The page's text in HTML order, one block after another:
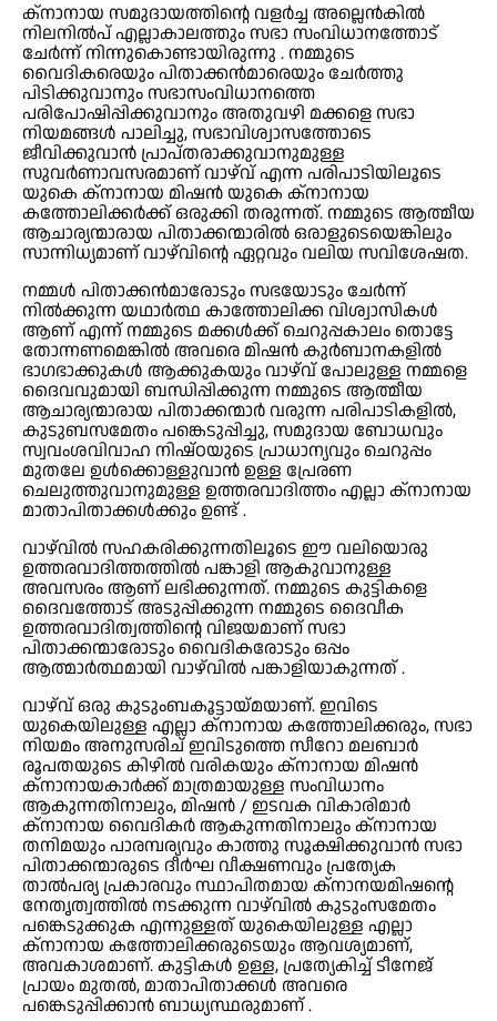
ക്നാനായ സമുദായത്തിന്റെ വളർച്ച അല്ലെൻകിൽ
നിലനിൽപ് എല്ലാകാലത്തും സഭാ സംവിധാനത്തോട്
ചേർന്ന് നിന്നുകൊണ്ടായിരുന്നു . നമ്മുടെ
വൈദികരെയും പിതാക്കൻമാരെയും ചേർത്തു
പിടിക്കുവാനും സഭാസംവിധാനത്തെ
പരിപോഷിപ്പിക്കുവാനും അതുവഴി മക്കളെ സഭാ
നിയമങ്ങൾ പാലിച്ചു, സഭാവിശ്വാസത്തോടെ
ജീവിക്കുവാൻ പ്രാപ്‌തരാക്കുവാനുമുള്ള
സുവർണാവസരമാണ് വാഴ്‌വ് എന്ന പരിപാടിയിലൂടെ
യുകെ ക്നാനായ മിഷൻ യുകെ ക്നാനായ
കത്തോലിക്കർക്ക് ഒരുക്കി തരുന്നത്. നമ്മുടെ ആത്മീയ
ആചാര്യന്മാരായ പിതാക്കന്മാരിൽ ഒരാളുടെയെങ്കിലും
സാന്നിധ്യമാണ് വാഴ്‌വിന്റെ ഏറ്റവും വലിയ സവിശേഷത.
നമ്മൾ പിതാക്കൻമാരോടും സഭയോടും ചേർന്ന്
നിൽക്കുന്ന യഥാർത്ഥ കാത്തോലിക്ക വിശ്വാസികൾ
ആണ് എന്ന് നമ്മുടെ മക്കൾക്ക് ചെറുപ്പകാലം തൊട്ടേ
തോന്നണമെങ്കിൽ അവരെ മിഷൻ കുർബാനകളിൽ
ഭാഗഭാക്കുകൾ ആക്കുകയും വാഴ്‌വ് പോലുള്ള നമ്മളെ
ദൈവവുമായി ബന്ധിപ്പിക്കുന്ന നമ്മുടെ ആത്മീയ
ആചാര്യന്മാരായ പിതാക്കന്മാർ വരുന്ന പരിപാടികളിൽ,
കുടുബസമേതം പങ്കെടുപ്പിച്ചു, സമുദായ ബോധവും
സ്വവംശവിവാഹ നിഷ്ഠയുടെ പ്രാധാന്യവും ചെറുപ്പം
മുതലേ ഉൾക്കൊള്ളുവാൻ ഉള്ള പ്രേരണ
ചെലുത്തുവാനുമുള്ള ഉത്തരവാദിത്തം എല്ലാ ക്നാനായ
മാതാപിതാക്കൾക്കും ഉണ്ട്‌ .
വാഴ്‌വിൽ സഹകരിക്കുന്നതിലൂടെ ഈ വലിയൊരു
ഉത്തരവാദിത്തത്തിൽ പങ്കാളി ആകുവാനുള്ള
അവസരം ആണ് ലഭിക്കുന്നത്. നമ്മുടെ കുട്ടികളെ
ദൈവത്തോട് അടുപ്പിക്കുന്ന നമ്മുടെ ദൈവീക
ഉത്തരവാദിത്വത്തിന്റെ വിജയമാണ് സഭാ
പിതാക്കന്മാരോടും വൈദികരോടും ഒപ്പം
ആത്മാർത്ഥമായി വാഴ്‌വിൽ പങ്കാളിയാകുന്നത് .
വാഴ്‌വ് ഒരു കുടുംബകൂട്ടായ്‍മയാണ്. ഇവിടെ
യുകെയിലുള്ള എല്ലാ ക്നാനായ കത്തോലിക്കരും, സഭാ
നിയമം അനുസരിച് ഇവിടുത്തെ സീറോ മലബാർ
രൂപതയുടെ കിഴിൽ വരികയും ക്നാനായ മിഷൻ
ക്നാനായകാർക്ക് മാത്രമായുള്ള സംവിധാനം
ആകുന്നതിനാലും, മിഷൻ / ഇടവക വികാരിമാർ
ക്നാനായ വൈദികർ ആകുന്നതിനാലും ക്നാനായ
തനിമയും പാരമ്പര്യവും കാത്തു സൂക്ഷിക്കുവാൻ സഭാ
പിതാക്കന്മാരുടെ ദീർഘ വീക്ഷണവും പ്രത്യേക
താൽപര്യ പ്രകാരവും സ്ഥാപിതമായ ക്നാനയമിഷന്റെ
നേതൃത്വത്തിൽ നടക്കുന്ന വാഴ്‌വിൽ കുടുംസമേതം
പങ്കെടുക്കുക എന്നുള്ളത് യുകെയിലുള്ള എല്ലാ
ക്നാനായ കത്തോലിക്കരുടെയും ആവശ്യമാണ്,
അവകാശമാണ്. കുട്ടികൾ ഉള്ള, പ്രത്യേകിച്ച് ടീനേജ്
പ്രായം മുതൽ, മാതാപിതാക്കൾ അവരെ
പങ്കെടുപ്പിക്കാൻ ബാധ്യസ്ഥരുമാണ് .